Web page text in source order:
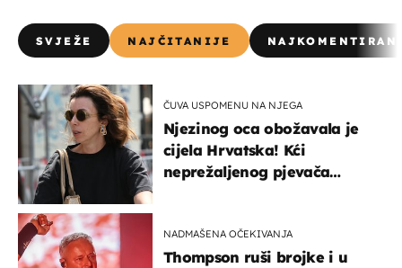
SVJEŽE NAJČITANIJE
ČUVA USPOMENU NA NJEGA
Njezinog oca obožavala je
cijela Hrvatska! Kći
neprežaljenog pjevača
NADMAŠENA OČEKIVANJA
Thompson ruši brojke i u